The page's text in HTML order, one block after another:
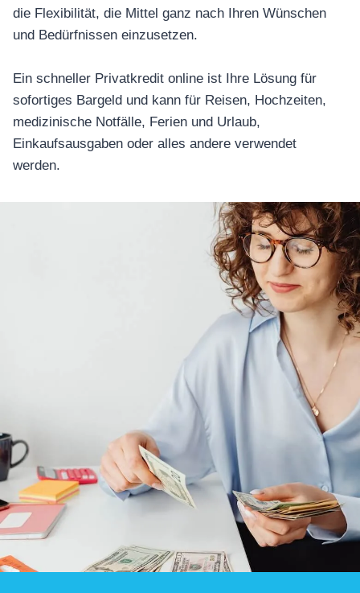
die Flexibilität, die Mittel ganz nach Ihren Wünschen
und Bedürfnissen einzusetzen.
Ein schneller Privatkredit online ist Ihre Lösung für
sofortiges Bargeld und kann für Reisen, Hochzeiten,
medizinische Notfälle, Ferien und Urlaub,
Einkaufsausgaben oder alles andere verwendet
werden.